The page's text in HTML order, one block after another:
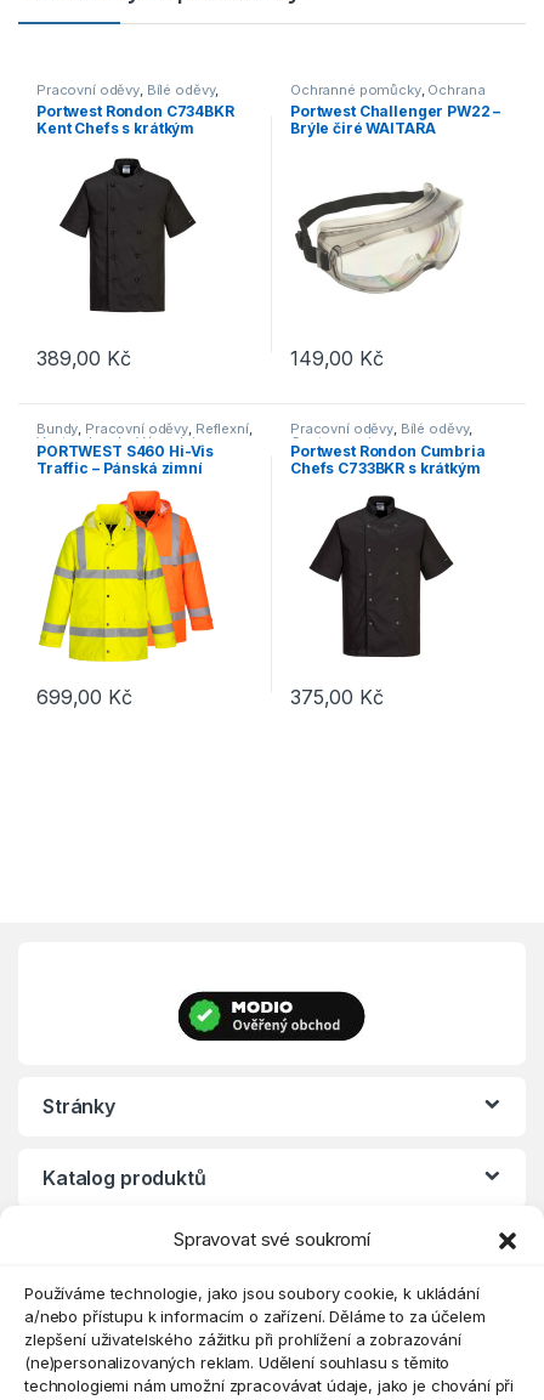
Spravovat své soukromí
Používáme technologie, jako jsou soubory cookie, k ukládání
a/nebo přístupu k informacím o zařízení. Děláme to za účelem
zlepšení uživatelského zážitku při prohlížení a zobrazování
(ne)personalizovaných reklam. Udělení souhlasu s těmito
technologiemi nám umožní zpracovávat údaje, jako je chování při
Pracovní oděvy Bílé oděvy,
Gastronomie
Portwest Rondon C734BKR
Kent Chefs s krátkým
389,00 Kč
Tento produkt má více variant. Možnosti lze vybrat na stránce
Ochranné pomůcky, Ochrana
zraku
Portwest Challenger PW22 –
Brýle čiré WAITARA
149,00 Kč
Bundy, Pracovní oděvy, Reflexní,
Vesty a bundy,Výprodej
PORTWEST S460 Hi-Vis
Traffic – Pánská zimní
699,00 Kč
Pracovní oděvy, Bílé oděvy,
Gastronomie
Portwest Rondon Cumbria
Chefs C733BKR s krátkým
375,00 Kč
Stránky
Katalog produktů